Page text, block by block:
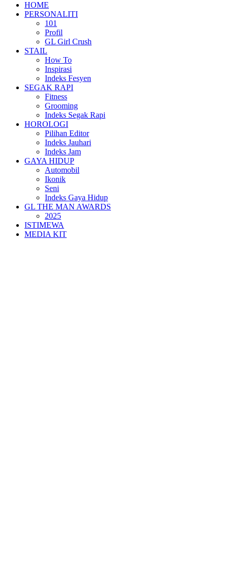
HOME
PERSONALITI
101
Profil
GL Girl Crush
STAIL
How To
Inspirasi
Indeks Fesyen
SEGAK RAPI
Fitness
Grooming
Indeks Segak Rapi
HOROLOGI
Pilihan Editor
Indeks Jauhari
Indeks Jam
GAYA HIDUP
Automobil
Ikonik
Seni
Indeks Gaya Hidup
GL THE MAN AWARDS
2025
ISTIMEWA
MEDIA KIT